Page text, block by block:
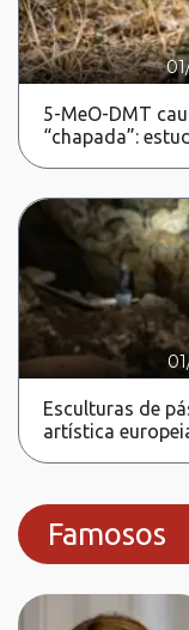
5-MeO-DMT
“chapada”:
Esculturas de
artística
Famosos